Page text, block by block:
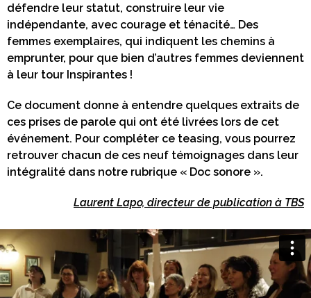
défendre leur statut, construire leur vie
indépendante, avec courage et ténacité… Des
femmes exemplaires, qui indiquent les chemins à
emprunter, pour que bien d’autres femmes deviennent
à leur tour Inspirantes !
Ce document donne à entendre quelques extraits de
ces prises de parole qui ont été livrées lors de cet
événement. Pour compléter ce teasing, vous pourrez
retrouver chacun de ces neuf témoignages dans leur
intégralité dans notre rubrique « Doc sonore ».
Laurent Lapo, directeur de publication à TBS